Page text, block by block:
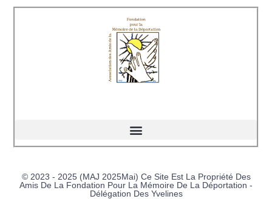
© 2023 - 2025 (MAJ 2025Mai) Ce Site Est La Propriété Des
Amis De La Fondation Pour La Mémoire De La Déportation -
Délégation Des Yvelines